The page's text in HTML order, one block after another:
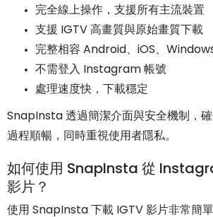
完全線上操作，支援所有主流裝置
支援 IGTV 高畫質與原始畫質下載
完整相容 Android、iOS、
不需登入 Instagram 帳號
處理速度快，下載穩定
SnapInsta 透過簡潔介面與安全機制，
過程順暢，同時重視使用者隱私。
如何使用 SnapInsta 從
影片？
使用 SnapInsta 下載 IGTV 影片非常簡